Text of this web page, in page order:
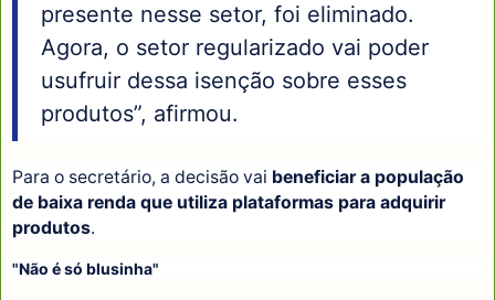
presente nesse setor, foi eliminado.
Agora, o setor regularizado vai poder
usufruir dessa isenção sobre esses
produtos”, afirmou.
Para o secretário, a decisão vai beneficiar a população
de baixa renda que utiliza plataformas para adquirir
produtos.
"Não é só blusinha"